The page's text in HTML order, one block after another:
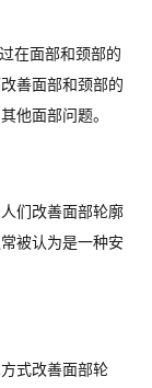
在面部和颈部的
善面部和颈部的
他面部问题。
们改善面部轮廓
被认为是一种安
式改善面部轮